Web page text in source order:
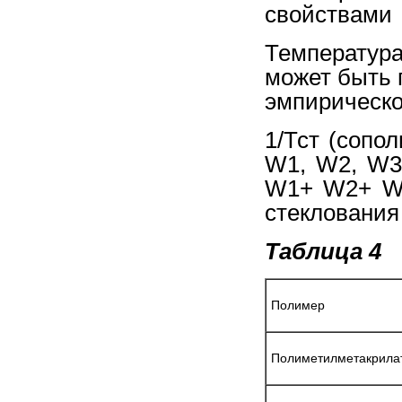
свойствами
может быть
1/Тст
W1, W2,
W1+ W2+
Таблица 4
Полимер